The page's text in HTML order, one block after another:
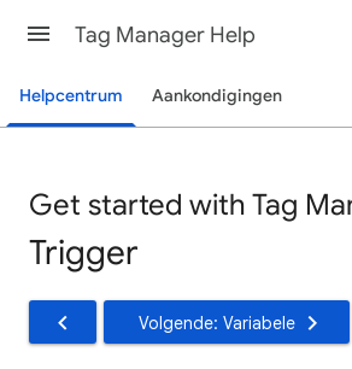
Tag Manager Help
Helpcentrum Aankondigingen
Get started with Tag
Trigger
Volgende: Variabele